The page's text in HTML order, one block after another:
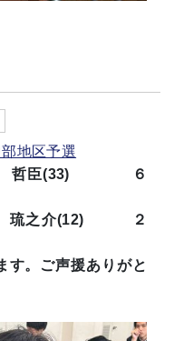
地区予選
哲臣(33) ６
琉之介(12) ２
す。ご声援ありがと